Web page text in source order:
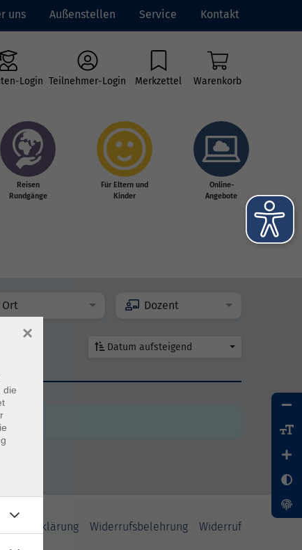
uns Außenstellen Service Kontakt
Login Teilnehmer-Login Merkzettel Warenkorb
Reisen
Rundgänge
Für Eltern und
Kinder
Online-
Angebote
Ort Dozent
Datum aufsteigend
Widerrufsbelehrung Widerruf
die
×